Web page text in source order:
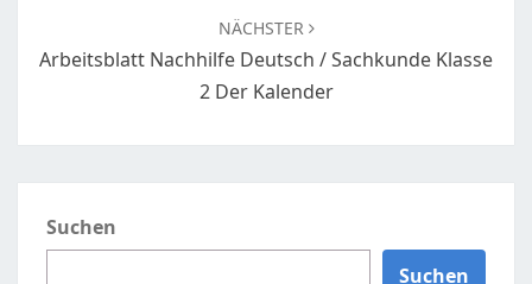
NÄCHSTER
Arbeitsblatt Nachhilfe Deutsch / Sachkunde Klasse
2 Der Kalender
Suchen
Suchen